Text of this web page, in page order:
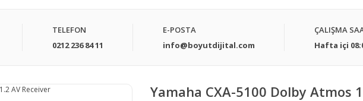
TELEFON
0212 236 84 11
E-POSTA
info@boyutdijital.com
ÇALIŞMA
Hafta içi
Yamaha CXA-5100 Dolby Atmos